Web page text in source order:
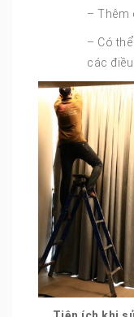
– Thêm
– Có
các